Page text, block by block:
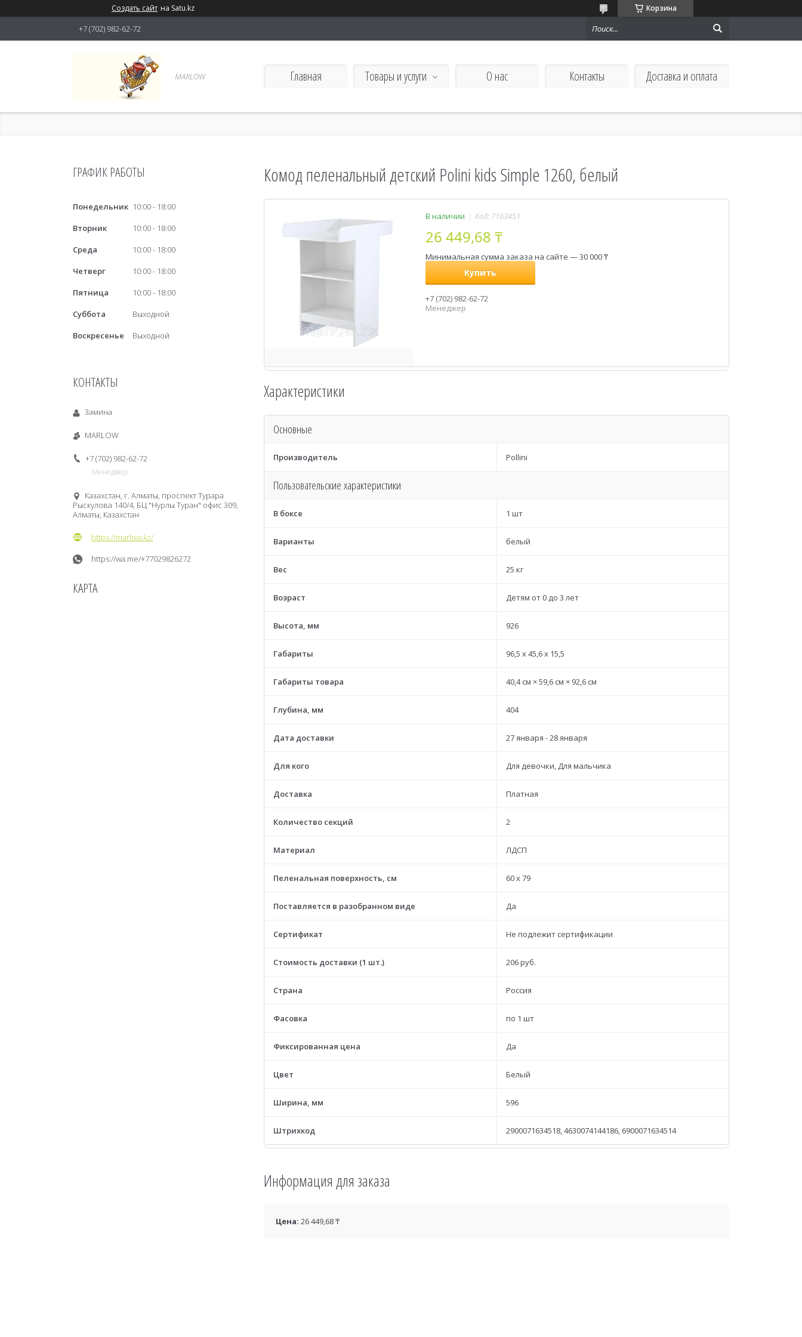
Создать сайт на Satu.kz Корзина
+7 (702) 982-62-72
MARLOW Главная Товары и услуги О нас Контакты Доставка и оплата
Комод пеленальный детский Polini kids Simple 1260, белый
В наличии Код: 7163451
26 449,68 ₸
Минимальная сумма заказа на сайте — 30 000 ₸
Купить
+7 (702) 982-62-72
Менеджер
Характеристики
Основные
Производитель Pollini
Пользовательские характеристики
В боксе 1 шт
Варианты белый
Вес 25 кг
Возраст Детям от 0 до 3 лет
Высота, мм 926
Габариты 96,5 x 45,6 x 15,5
Габариты товара 40,4 см × 59,6 см × 92,6 см
Глубина, мм 404
Дата доставки 27 января - 28 января
Для кого Для девочки, Для мальчика
Доставка Платная
Количество секций 2
Материал ЛДСП
Пеленальная поверхность, см 60 х 79
Поставляется в разобранном виде Да
Сертификат Не подлежит сертификации
Стоимость доставки (1 шт.) 206 руб.
Страна Россия
Фасовка по 1 шт
Фиксированная цена Да
Цвет Белый
Ширина, мм 596
Штрихкод 2900071634518, 4630074144186, 6900071634514
Информация для заказа
Цена: 26 449,68 ₸
ГРАФИК РАБОТЫ
Понедельник 10:00
18:00
Вторник
10:00
18:00
Среда
10:00
18:00
Четверг
10:00
18:00
Пятница
10:00
18:00
Суббота
Выходной
Воскресенье
Выходной
КОНТАКТЫ
Замина
MARLOW
+7 (702) 982-62-72
Менеджер
Казахстан, г. Алматы, проспект Турара
Рыскулова 140/4, БЦ "Нурлы Туран" офис 309,
Алматы, Казахстан
https://marlow.kz/
https://wa.me/+77029826272
КАРТА